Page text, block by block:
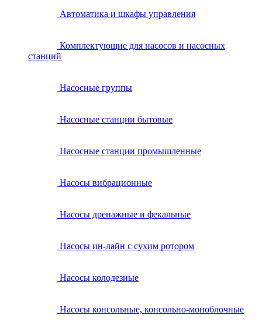
Автоматика и шкафы управления
Комплектующие для насосов и насосных
станций
Насосные группы
Насосные станции бытовые
Насосные станции промышленные
Насосы вибрационные
Насосы дренажные и фекальные
Насосы ин-лайн с сухим ротором
Насосы колодезные
Насосы консольные, консольно-моноблочные